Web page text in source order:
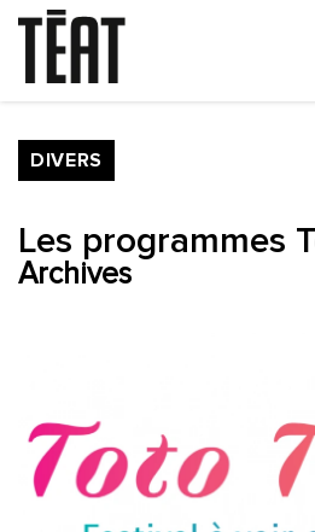
DIVERS
Les programmes
Archives